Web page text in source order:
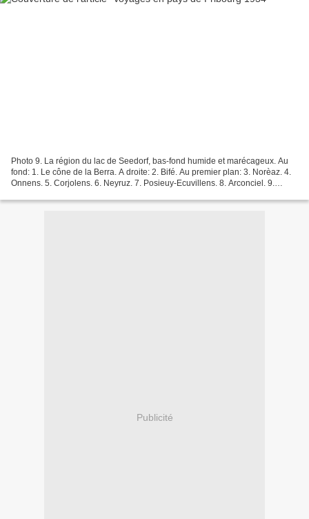
Photo 9. La région du lac de Seedorf, bas-fond humide et marécageux. Au
fond: 1. Le cône de la Berra. A droite: 2. Bifé. Au premier plan: 3. Norèaz. 4.
Onnens. 5. Corjolens. 6. Neyruz. 7. Posieuy-Ecuvillens. 8. Arconciel. 9.
Publicité